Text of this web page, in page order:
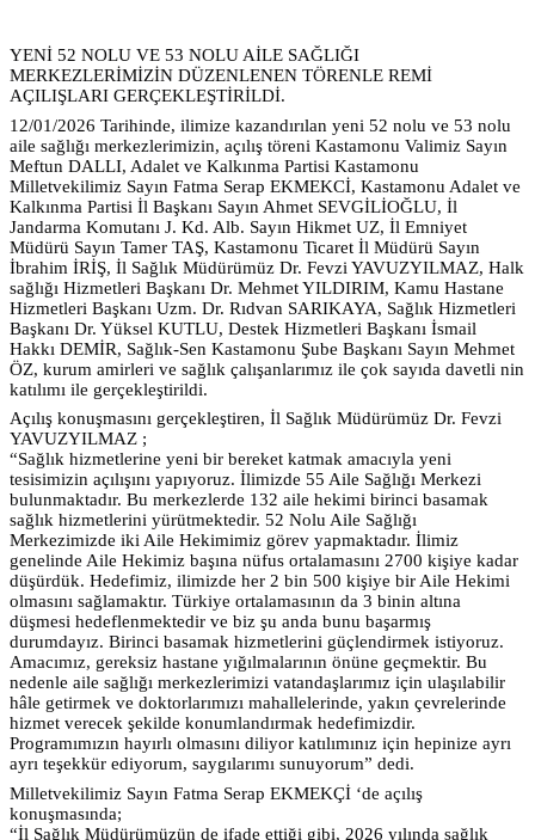
YENİ 52 NOLU VE 53 NOLU AİLE SAĞLIĞI
MERKEZLERİMİZİN DÜZENLENEN TÖRENLE REMİ
AÇILIŞLARI GERÇEKLEŞTİRİLDİ.
12/01/2026 Tarihinde, ilimize kazandırılan yeni 52 nolu ve 53 nolu
aile sağlığı merkezlerimizin, açılış töreni Kastamonu Valimiz Sayın
Meftun DALLI, Adalet ve Kalkınma Partisi Kastamonu
Milletvekilimiz Sayın Fatma Serap EKMEKCİ, Kastamonu Adalet ve
Kalkınma Partisi İl Başkanı Sayın Ahmet SEVGİLİOĞLU, İl
Jandarma Komutanı J. Kd. Alb. Sayın Hikmet UZ, İl Emniyet
Müdürü Sayın Tamer TAŞ, Kastamonu Ticaret İl Müdürü Sayın
İbrahim İRİŞ, İl Sağlık Müdürümüz Dr. Fevzi YAVUZYILMAZ, Halk
sağlığı Hizmetleri Başkanı Dr. Mehmet YILDIRIM, Kamu Hastane
Hizmetleri Başkanı Uzm. Dr. Rıdvan SARIKAYA, Sağlık Hizmetleri
Başkanı Dr. Yüksel KUTLU, Destek Hizmetleri Başkanı İsmail
Hakkı DEMİR, Sağlık-Sen Kastamonu Şube Başkanı Sayın Mehmet
ÖZ, kurum amirleri ve sağlık çalışanlarımız ile çok sayıda davetli nin
katılımı ile gerçekleştirildi.
Açılış konuşmasını gerçekleştiren, İl Sağlık Müdürümüz Dr. Fevzi
YAVUZYILMAZ ;
“Sağlık hizmetlerine yeni bir bereket katmak amacıyla yeni
tesisimizin açılışını yapıyoruz. İlimizde 55 Aile Sağlığı Merkezi
bulunmaktadır. Bu merkezlerde 132 aile hekimi birinci basamak
sağlık hizmetlerini yürütmektedir. 52 Nolu Aile Sağlığı
Merkezimizde iki Aile Hekimimiz görev yapmaktadır. İlimiz
genelinde Aile Hekimiz başına nüfus ortalamasını 2700 kişiye kadar
düşürdük. Hedefimiz, ilimizde her 2 bin 500 kişiye bir Aile Hekimi
olmasını sağlamaktır. Türkiye ortalamasının da 3 binin altına
düşmesi hedeflenmektedir ve biz şu anda bunu başarmış
durumdayız. Birinci basamak hizmetlerini güçlendirmek istiyoruz.
Amacımız, gereksiz hastane yığılmalarının önüne geçmektir. Bu
nedenle aile sağlığı merkezlerimizi vatandaşlarımız için ulaşılabilir
hâle getirmek ve doktorlarımızı mahallelerinde, yakın çevrelerinde
hizmet verecek şekilde konumlandırmak hedefimizdir.
Programımızın hayırlı olmasını diliyor katılımınız için hepinize ayrı
ayrı teşekkür ediyorum, saygılarımı sunuyorum” dedi.
Milletvekilimiz Sayın Fatma Serap EKMEKÇİ ‘de açılış
konuşmasında;
“İl Sağlık Müdürümüzün de ifade ettiği gibi, 2026 yılında sağlık